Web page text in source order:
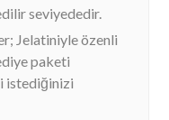
seviyededir.
Jelatiniyle özenli
paketi
istediğinizi